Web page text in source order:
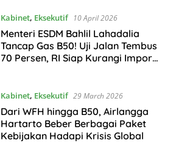
Kabinet, Eksekutif 10 April 2026
Menteri ESDM Bahlil Lahadalia
Tancap Gas B50! Uji Jalan Tembus
70 Persen, RI Siap Kurangi Impor
Kabinet, Eksekutif 29 March 2026
Dari WFH hingga B50, Airlangga
Hartarto Beber Berbagai Paket
Kebijakan Hadapi Krisis Global